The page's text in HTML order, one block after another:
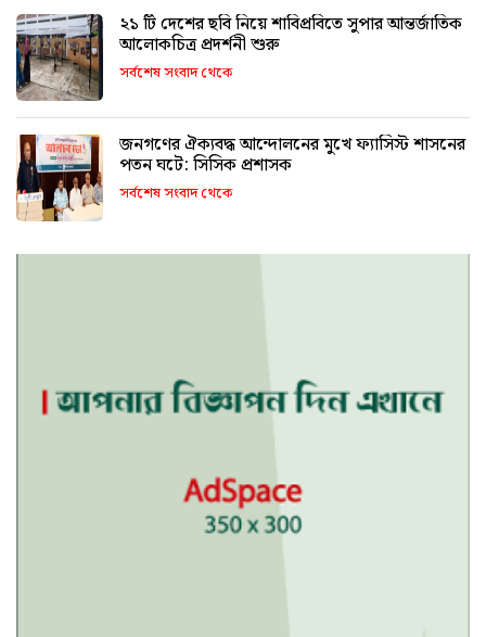
২১ টি দেশের ছবি নিয়ে শাবিপ্রবিতে সুপার আন্তর্জাতিক
আলোকচিত্র প্রদর্শনী শুরু
সর্বশেষ সংবাদ থেকে
জনগণের ঐক্যবদ্ধ আন্দোলনের মুখে ফ্যাসিস্ট শাসনের
পতন ঘটে: সিসিক প্রশাসক
সর্বশেষ সংবাদ থেকে